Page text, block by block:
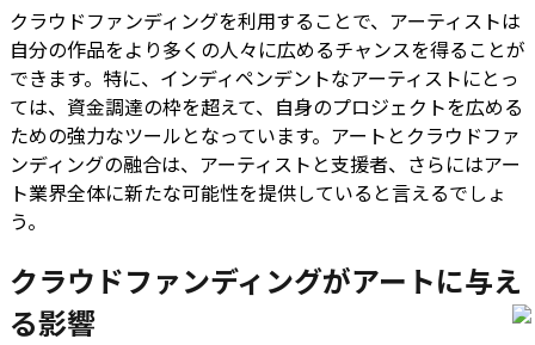
クラウドファンディングを利用することで、アーティストは
自分の作品をより多くの人々に広めるチャンスを得ることが
できます。特に、インディペンデントなアーティストにとっ
ては、資金調達の枠を超えて、自身のプロジェクトを広める
ための強力なツールとなっています。アートとクラウドファ
ンディングの融合は、アーティストと支援者、さらにはアー
ト業界全体に新たな可能性を提供していると言えるでしょ
う。
クラウドファンディングがアートに与え
る影響